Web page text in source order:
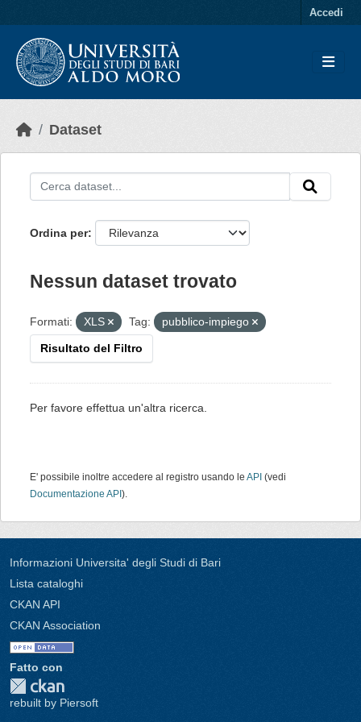
Accedi
Dataset
Ordina per
Nessun dataset trovato
Formati: XLS Tag: pubblico-impiego
Risultato del Filtro
Per favore effettua un'altra ricerca.
E' possibile inoltre accedere al registro usando le API (vedi
Documentazione API ).
Informazioni Universita' degli Studi di Bari
Lista cataloghi
CKAN API
CKAN Association
Fatto con
rebuilt by Piersoft